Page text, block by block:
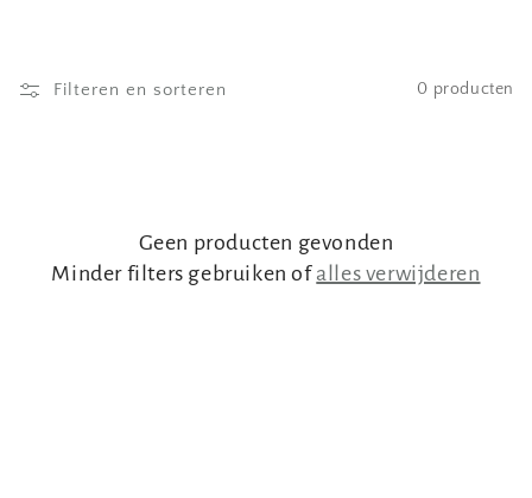
Filteren en sorteren 0 producten
Geen producten gevonden
Minder filters gebruiken of alles verwijderen